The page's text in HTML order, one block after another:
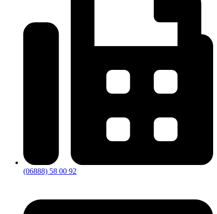
(06888) 58 00 92